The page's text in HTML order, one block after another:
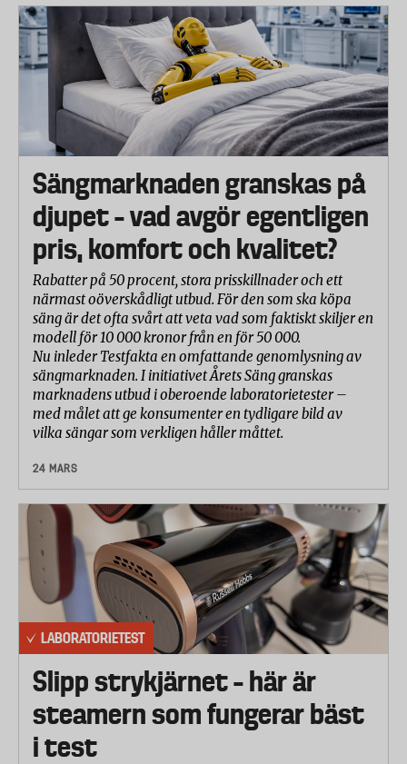
Sängmarknaden granskas på
djupet – vad avgör egentligen
pris, komfort och kvalitet?
Rabatter på 50 procent, stora prisskillnader och ett
närmast oöverskådligt utbud. För den som ska köpa
säng är det ofta svårt att veta vad som faktiskt skiljer en
modell för 10 000 kronor från en för 50 000.
Nu inleder Testfakta en omfattande genomlysning av
sängmarknaden. I initiativet Årets Säng granskas
marknadens utbud i oberoende laboratorietester –
med målet att ge konsumenter en tydligare bild av
vilka sängar som verkligen håller måttet.
24 MARS
LABORATORIETEST
Slipp strykjärnet – här är
steamern som fungerar bäst
i test